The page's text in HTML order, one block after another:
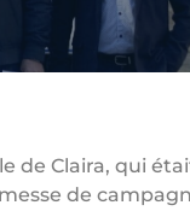
de Claira, qui
de